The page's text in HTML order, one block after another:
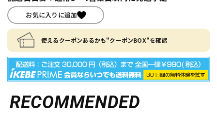
お気に入りに追加
使えるクーポンあるかも"クーポンBOX"を確認
RECOMMENDED